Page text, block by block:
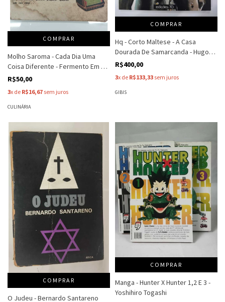
COMPRAR
Molho Saroma - Cada Dia Uma
Coisa Diferente - Fermento Em Pó
Royal
R$50,00
3x de R$16,67 sem juros
CULINÁRIA
COMPRAR
Hq - Corto Maltese - A Casa
Dourada De Samarcanda - Hugo
Pratt
R$400,00
3x de R$133,33 sem juros
GIBIS
COMPRAR
O Judeu - Bernardo Santareno
COMPRAR
Manga - Hunter X Hunter 1,2 E 3 -
Yoshihiro Togashi